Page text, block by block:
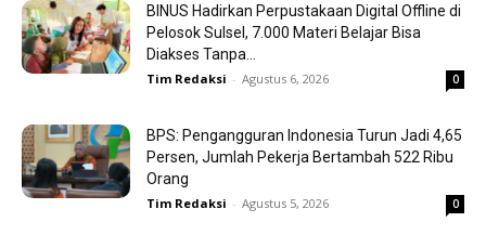
BINUS Hadirkan Perpustakaan Digital Offline di
Pelosok Sulsel, 7.000 Materi Belajar Bisa
Diakses Tanpa...
Tim Redaksi - Agustus 6, 2026 0
BPS: Pengangguran Indonesia Turun Jadi 4,65
Persen, Jumlah Pekerja Bertambah 522 Ribu
Orang
Tim Redaksi - Agustus 5, 2026 0